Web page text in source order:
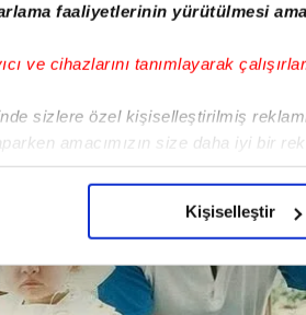
faaliyetlerinin yürütülmesi
ve cihazlarını tanımlayarak çalışırlar.
sizlere özel kişiselleştirilmiş
amacımızın size daha iyi bir
gelen çabayı gösterdiğimizi ve
için İnternet Sitemizde
Kişiselleştir